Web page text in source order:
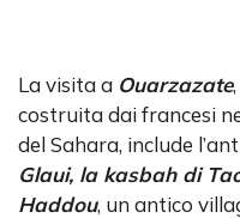
La visita a Ouarzazate
costruita dai francesi
del Sahara, include
Glaui, la kasbah di
Haddou, un antico